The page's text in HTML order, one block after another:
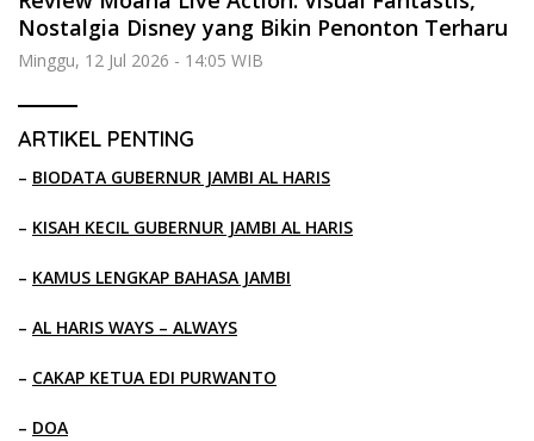
Nostalgia Disney yang Bikin Penonton Terharu
Minggu, 12 Jul 2026 - 14:05 WIB
ARTIKEL PENTING
– BIODATA GUBERNUR JAMBI AL HARIS
– KISAH KECIL GUBERNUR JAMBI AL HARIS
– KAMUS LENGKAP BAHASA JAMBI
– AL HARIS WAYS – ALWAYS
– CAKAP KETUA EDI PURWANTO
– DOA